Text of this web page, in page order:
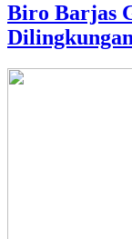
Biro Barjas